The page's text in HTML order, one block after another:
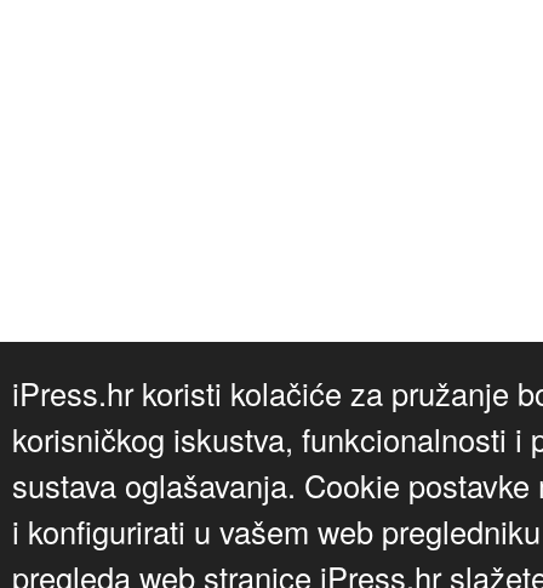
iPress.hr koristi kolačiće za pružanje
korisničkog iskustva, funkcionalnosti i
sustava oglašavanja. Cookie
i konfigurirati u vašem web
pregleda web stranice iPress.hr